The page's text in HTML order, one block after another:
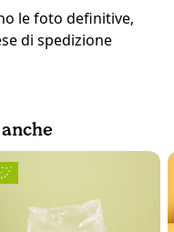
le foto definitive,
di spedizione